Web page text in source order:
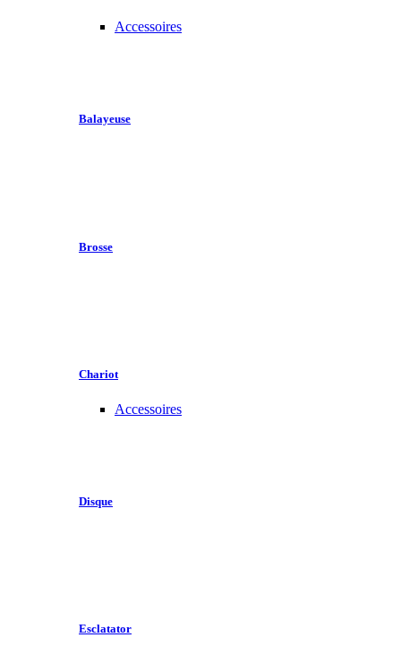
Accessoires
Balayeuse
Brosse
Chariot
Accessoires
Disque
Esclatator